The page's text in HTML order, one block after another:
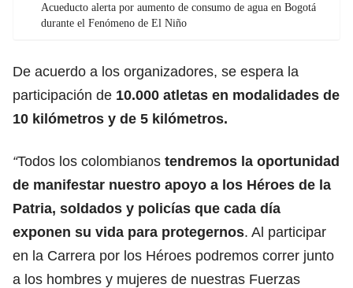
Acueducto alerta por aumento de consumo de agua en Bogotá
durante el Fenómeno de El Niño
De acuerdo a los organizadores, se espera la
participación de 10.000 atletas en modalidades de
10 kilómetros y de 5 kilómetros.
“Todos los colombianos tendremos la oportunidad
de manifestar nuestro apoyo a los Héroes de la
Patria, soldados y policías que cada día
exponen su vida para protegernos. Al participar
en la Carrera por los Héroes podremos correr junto
a los hombres y mujeres de nuestras Fuerzas